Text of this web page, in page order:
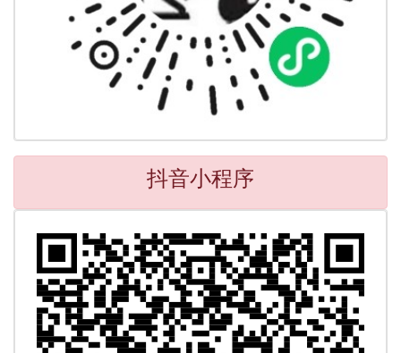
抖音小程序